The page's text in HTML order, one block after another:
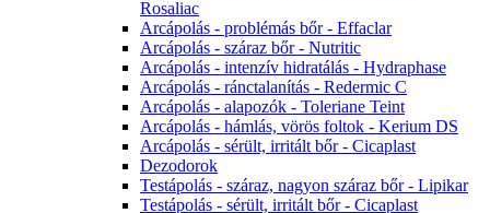
Rosaliac
Arcápolás - problémás bőr - Effaclar
Arcápolás - száraz bőr - Nutritic
Arcápolás - intenzív hidratálás - Hydraphase
Arcápolás - ránctalanítás - Redermic C
Arcápolás - alapozók - Toleriane Teint
Arcápolás - hámlás, vörös foltok - Kerium DS
Arcápolás - sérült, irritált bőr - Cicaplast
Dezodorok
Testápolás - száraz, nagyon száraz bőr - Lipikar
Testápolás - sérült, irritált bőr - Cicaplast